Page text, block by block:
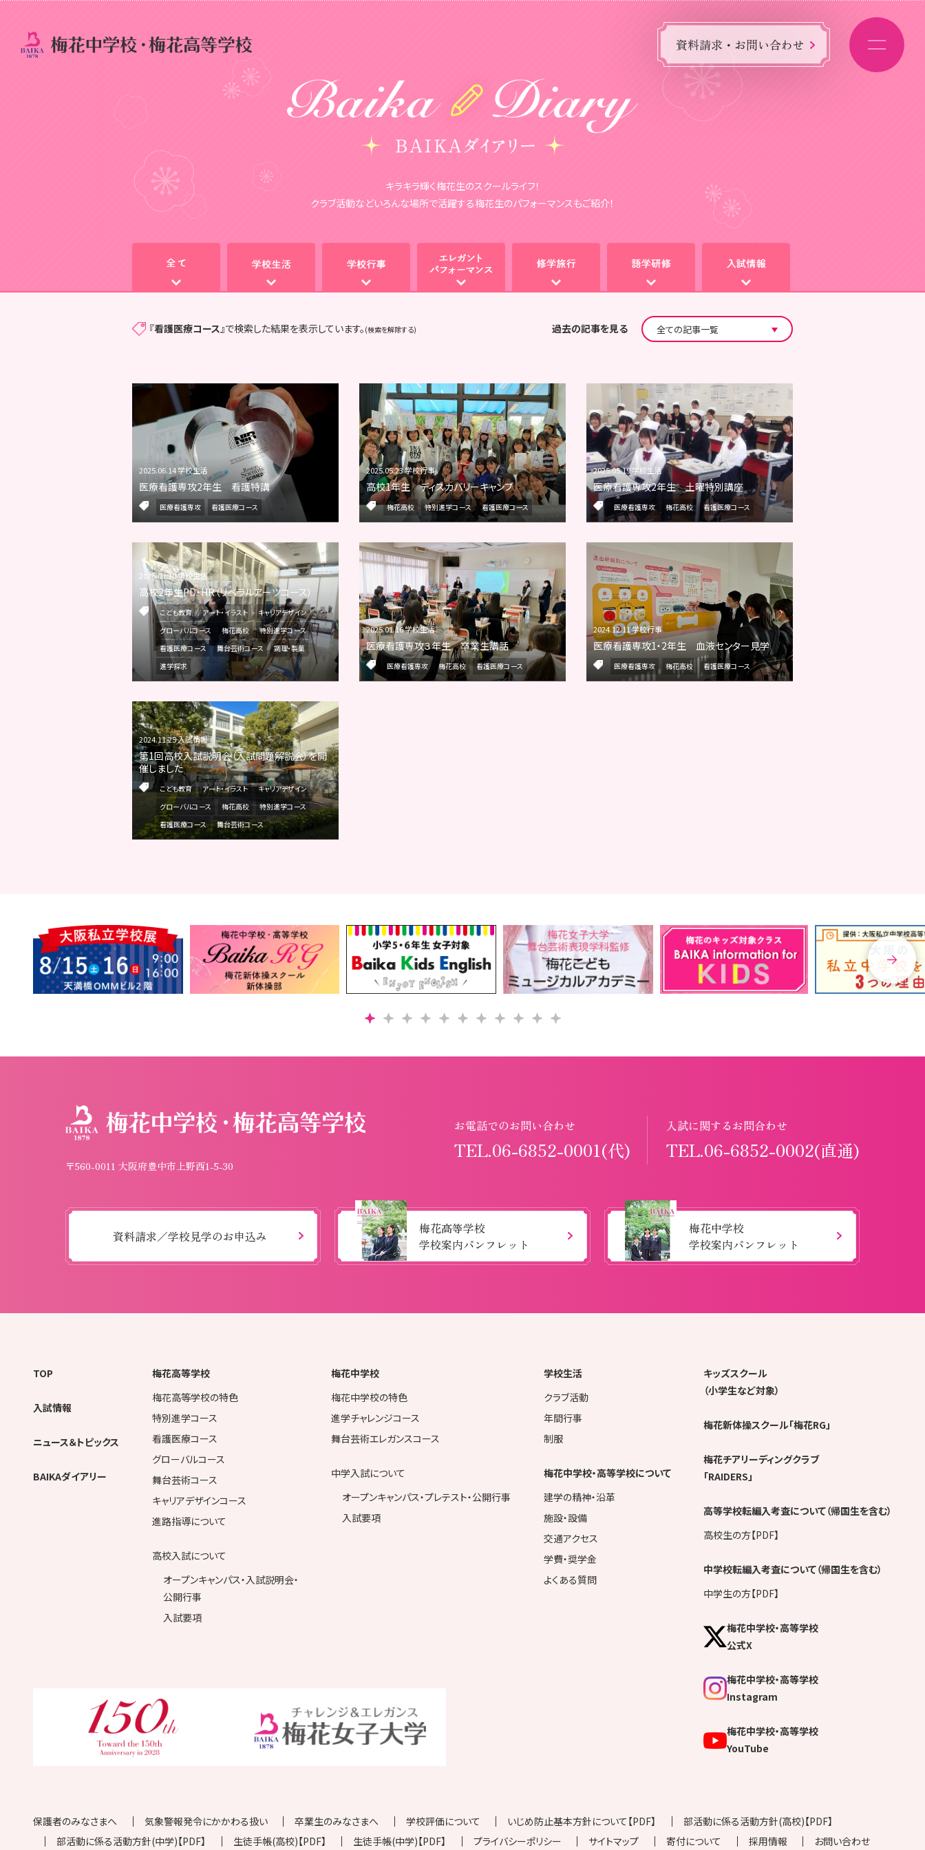
資料請求・お問い合わせ
キラキラ輝く梅花生のスクールライフ！
クラブ活動などいろんな場所で活躍する梅花生のパフォーマンスもご紹介！
『看護医療コース』で検索した結果を表示しています。 (検索を解除する) 過去の記事を見る
2025.06.14 学校生活
医療看護専攻2年生 看護特講
医療看護専攻 看護医療コース
2025.05.23 学校行事
高校1年生 ディスカバリーキャンプ
梅花高校 特別進学コース 看護医療コース
2025.05.19 学校生活
医療看護専攻2年生 土曜特別講座
医療看護専攻 梅花高校 看護医療コース
2025.03.10 学校生活
高校2年生PD・HR（リベラルアーツコース）
こども教育 アート・イラスト
キャリアデザイン
グローバルコース
梅花高校
特別進学コース
看護医療コース
舞台芸術コース
調理・製菓
進学探求
2025.01.16 学校生活
医療看護専攻３年生 卒業生講話
医療看護専攻 梅花高校 看護医療コース
2024.12.11 学校行事
医療看護専攻1・2年生 血液センター見学
医療看護専攻 梅花高校 看護医療コース
2024.11.25 入試情報
第1回高校入試説明会（入試問題解説会）を開
催しました
こども教育 アート・イラスト
キャリアデザイン
グローバルコース
梅花高校
特別進学コース
看護医療コース
舞台芸術コース
〒560-0011 大阪府豊中市上野西1-5-30
お電話でのお問い合わせ
TEL.06-6852-0001(代)
入試に関するお問合わせ
TEL.06-6852-0002(直通)
資料請求／学校見学のお申込み
梅花高等学校
学校案内パンフレット
梅花中学校
学校案内パンフレット
TOP
入試情報
ニュース＆トピックス
BAIKAダイアリー
梅花高等学校
梅花高等学校の特色
特別進学コース
看護医療コース
グローバルコース
舞台芸術コース
キャリアデザインコース
進路指導について
高校入試について
オープンキャンパス・入試説明会・
公開行事
入試要項
梅花中学校
梅花中学校の特色
進学チャレンジコース
舞台芸術エレガンスコース
中学入試について
オープンキャンパス・プレテスト・公開行事
入試要項
学校生活
クラブ活動
年間行事
制服
梅花中学校・高等学校について
建学の精神・沿革
施設・設備
交通アクセス
学費・奨学金
よくある質問
キッズスクール
（小学生など対象）
梅花新体操スクール「梅花RG」
梅花チアリーディングクラブ
「RAIDERS」
高等学校転編入考査について（帰国生を含む）
高校生の方【PDF】
中学校転編入考査について（帰国生を含む）
中学生の方【PDF】
梅花中学校・高等学校
公式X
梅花中学校・高等学校
Instagram
梅花中学校・高等学校
YouTube
保護者のみなさまへ 気象警報発令にかかわる扱い 卒業生のみなさまへ 学校評価について いじめ防止基本方針について【PDF】
部活動に係る活動方針(高校)【PDF】
部活動に係る活動方針(中学)【PDF】
生徒手帳(高校)【PDF】 生徒手帳(中学)【PDF】 プライバシーポリシー サイトマップ 寄付について 採用情報 お問い合わせ